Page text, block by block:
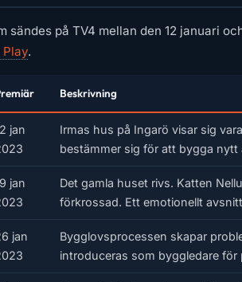
sändes på TV4 mellan den 12 januari
Play.
Beskrivning
jan
Irmas hus på Ingarö visar sig
bestämmer sig för att bygga nytt
jan
Det gamla huset rivs. Katten
förkrossad. Ett emotionellt
jan
Bygglovsprocessen skapar
introduceras som byggledare för